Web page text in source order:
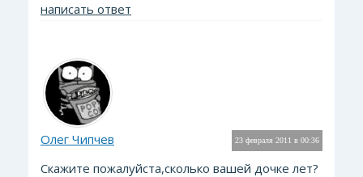
написать ответ
23 февраля 2011 в 00:36
Олег Чипчев
Скажите пожалуйста,сколько вашей дочке лет?